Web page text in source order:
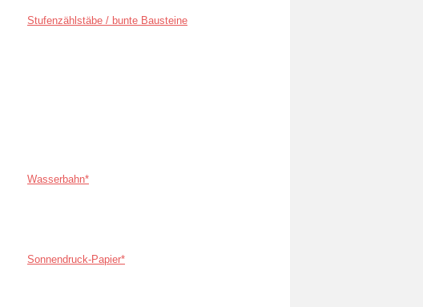
Stufenzählstäbe / bunte Bausteine
Wasserbahn*
Sonnendruck-Papier*